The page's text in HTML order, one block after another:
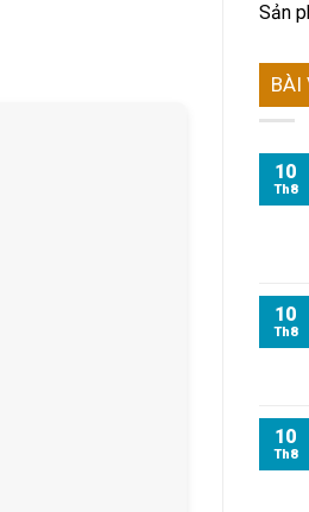
Sản
BÀI
10
Th8
10
Th8
10
Th8